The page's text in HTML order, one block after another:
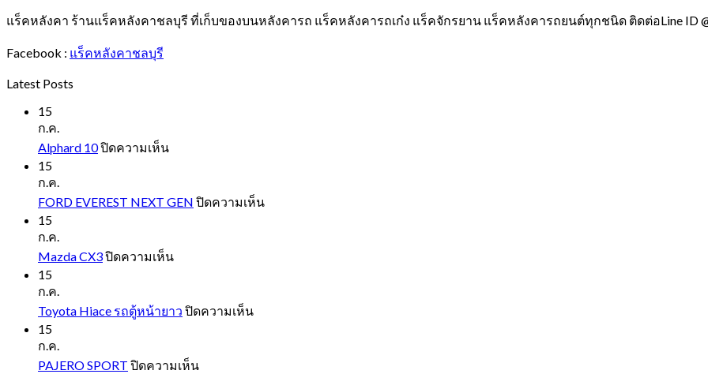
แร็คหลังคา ร้านแร็คหลังคาชลบุรี ที่เก็บของบนหลังคารถ แร็คหลังคารถเก๋ง แร็คจักรยาน แร็คหลังคารถยนต์ทุกชนิด ติดต่อLine ID
Facebook : แร็คหลังคาชลบุรี
Latest Posts
15
ก.ค.
Alphard 10ปิดความเห็นบน
15
ก.ค.
FORD EVEREST NEXT GEN ปิดความเห็นบน
15
ก.ค.
Mazda CX3ปิดความเห็นบน
15
ก.ค.
Toyota Hiace รถตู้หน้ายาว ปิดความเห็นบน
15
ก.ค.
PAJERO SPORT ปิดความเห็นบน